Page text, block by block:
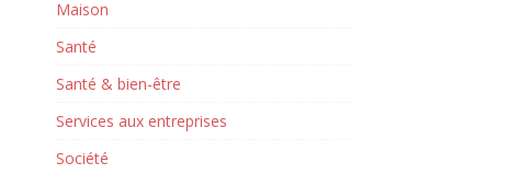
Maison
Santé
Santé & bien-être
Services aux entreprises
Société